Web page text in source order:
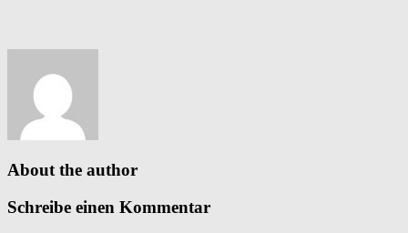
About the author
Schreibe einen Kommentar